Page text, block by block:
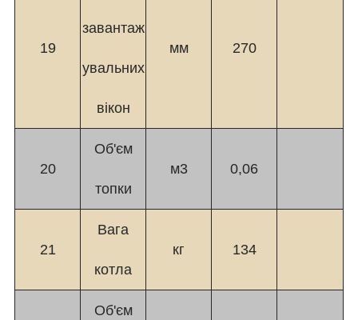
19
завантаж
увальних
вікон
мм 270
20
Об'єм
топки
м3 0,06
21
Вага
котла
кг 134
Об'єм